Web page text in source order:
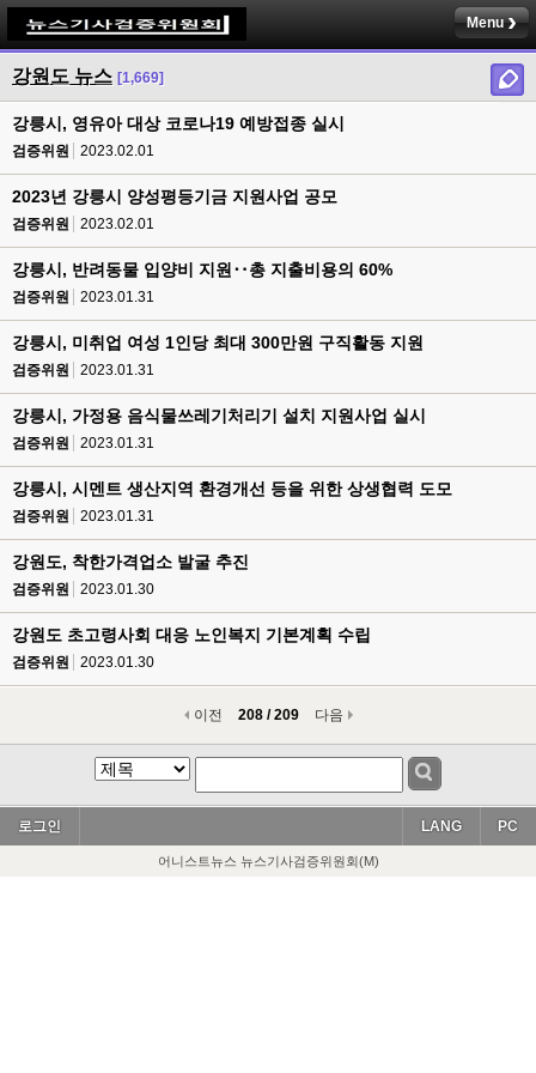
Menu
강원도 뉴스 [1,669]
강릉시, 영유아 대상 코로나19 예방접종 실시
검증위원 2023.02.01
2023년 강릉시 양성평등기금 지원사업 공모
검증위원 2023.02.01
강릉시, 반려동물 입양비 지원‥총 지출비용의 60%
검증위원 2023.01.31
강릉시, 미취업 여성 1인당 최대 300만원 구직활동 지원
검증위원 2023.01.31
강릉시, 가정용 음식물쓰레기처리기 설치 지원사업 실시
검증위원 2023.01.31
강릉시, 시멘트 생산지역 환경개선 등을 위한 상생협력 도모
검증위원 2023.01.31
강원도, 착한가격업소 발굴 추진
검증위원 2023.01.30
강원도 초고령사회 대응 노인복지 기본계획 수립
검증위원 2023.01.30
이전 208 / 209 다음
로그인 PC
LANG
어니스트뉴스 뉴스기사검증위원회(M)